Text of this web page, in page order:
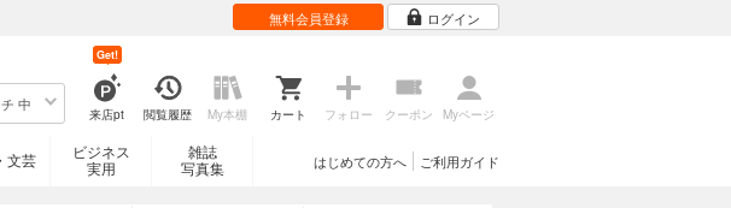
無料会員登録 ログイン
中
来店pt
Get!
閲覧履歴 My本棚 カート フォロー クーポン Myページ
文芸
ビジネス
実用
雑誌
写真集
ご利用ガイド
はじめての方へ
ームの攻略対象でもある 第二王子ト
一生閉じ込められるという未来を回
婚。 そのままフェリクスと婚約し、
初こそ保身のために 隠れハイスペだ
の恋と信頼が育まれていって……。
ます！ 第16話